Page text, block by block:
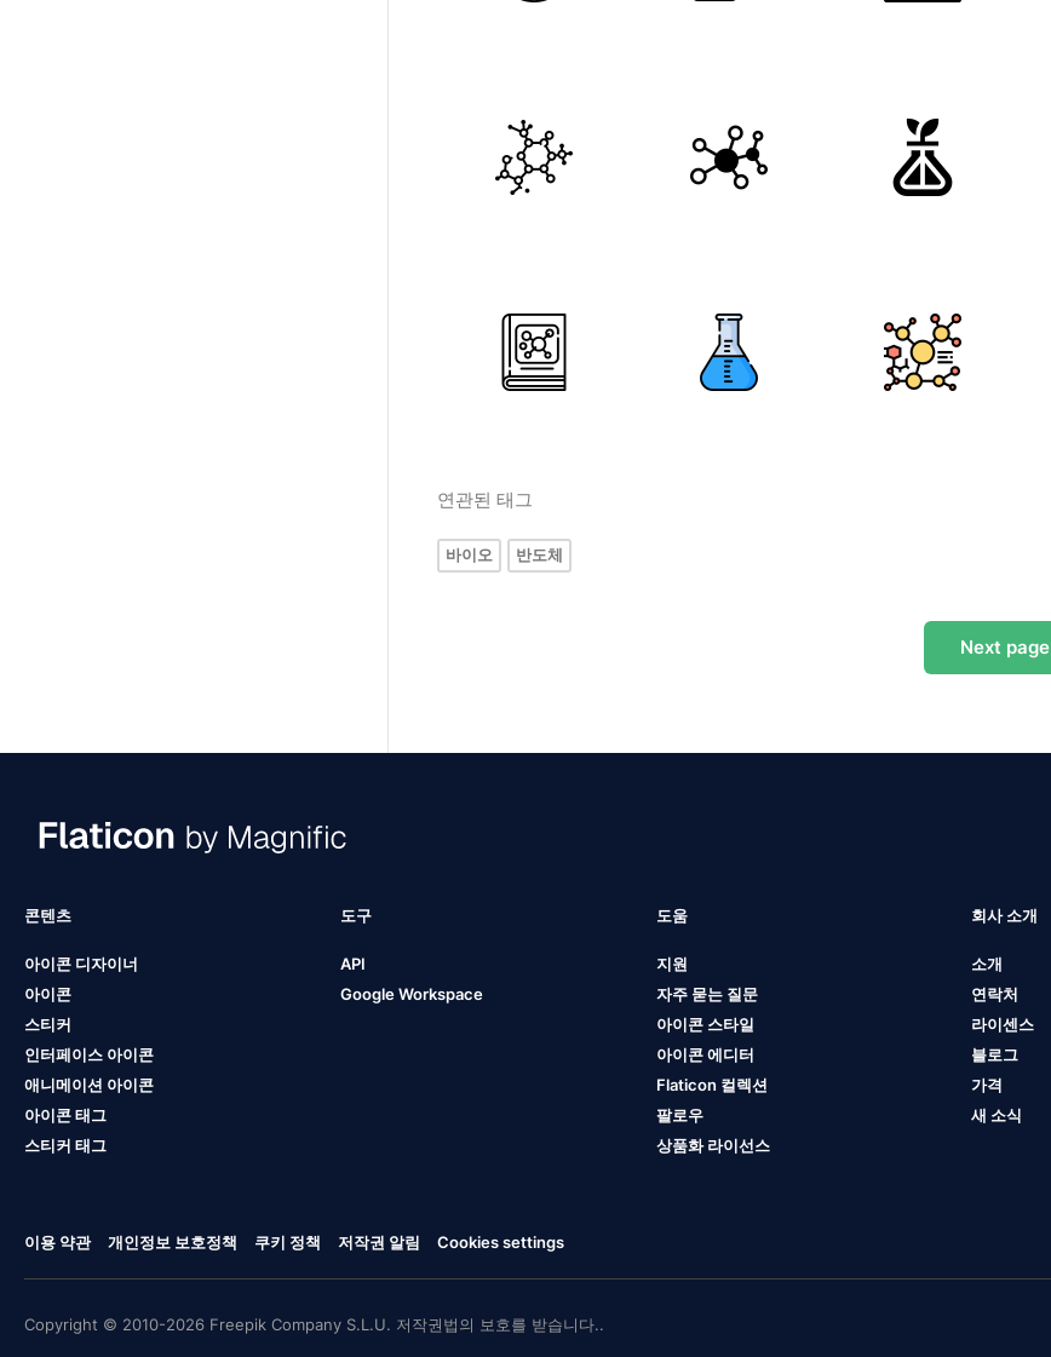
연관된 태그
바이오 반도체
Next page
콘텐츠
아이콘 디자이너
아이콘
스티커
인터페이스 아이콘
애니메이션 아이콘
아이콘 태그
스티커 태그
도구
API
Google Workspace
도움
지원
자주 묻는 질문
아이콘 스타일
아이콘 에디터
Flaticon 컬렉션
팔로우
상품화 라이선스
회사 소개
소개
연락처
라이센스
블로그
가격
새 소식
이용 약관 개인정보 보호정책 쿠키 정책 저작권 알림 Cookies settings
Copyright © 2010-2026 Freepik Company S.L.U. 저작권법의 보호를 받습니다..